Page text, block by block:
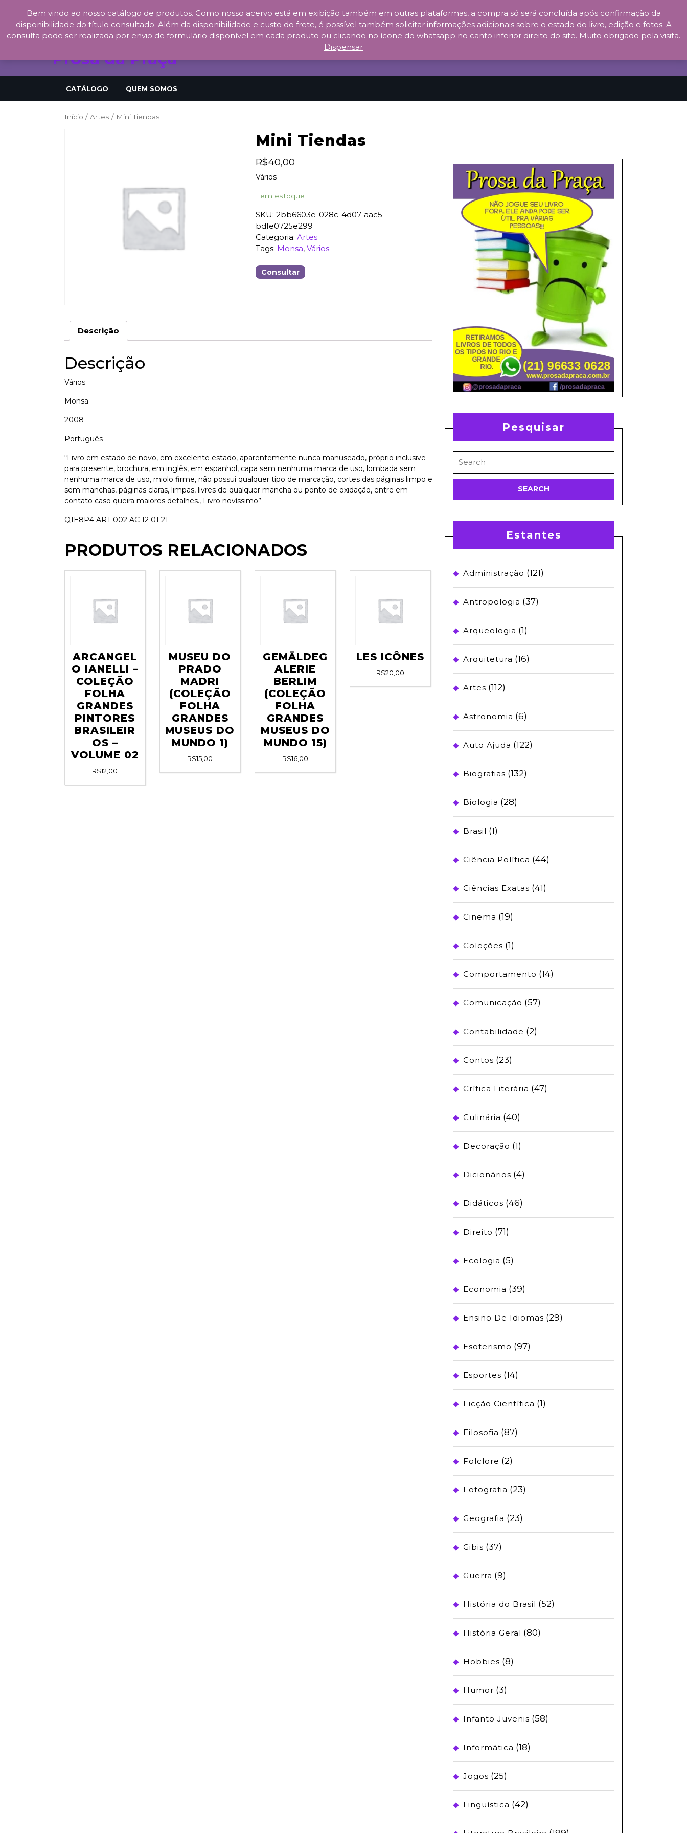
to
Prosa da Praça
CATÁLOGO QUEM SOMOS
Início / Artes / Mini Tiendas
Mini Tiendas
R$40,00
Vários
1 em estoque
SKU:2bb6603e-028c-4d07-aac5-
bdfe0725e299
Categoria:Artes
Tags: Monsa,Vários
Consultar
Descrição
Descrição
Vários
Monsa
2008
Português
“Livro em estado de novo, em excelente estado, aparentemente nunca manuseado, próprio inclusive
para presente, brochura, em inglês, em espanhol, capa sem nenhuma marca de uso, lombada sem
nenhuma marca de uso, miolo firme, não possui qualquer tipo de marcação, cortes das páginas limpo e
sem manchas, páginas claras, limpas, livres de qualquer mancha ou ponto de oxidação, entre em
contato caso queira maiores detalhes., Livro novíssimo”
Q1E8P4 ART 002 AC 12 01 21
PRODUTOS RELACIONADOS
ARCANGEL
O IANELLI –
COLEÇÃO
FOLHA
GRANDES
PINTORES
BRASILEIR
OS –
VOLUME 02
R$12,00
MUSEU DO
PRADO
MADRI
(COLEÇÃO
FOLHA
GRANDES
MUSEUS DO
MUNDO 1)
R$15,00
GEMÄLDEG
ALERIE
BERLIM
(COLEÇÃO
FOLHA
GRANDES
MUSEUS DO
MUNDO 15)
R$16,00
LES ICÔNES
R$20,00
Pesquisar
for:
Estantes
Administração (121)
Antropologia (37)
Arqueologia (1)
Arquitetura (16)
Artes (112)
Astronomia (6)
Auto Ajuda (122)
Biografias (132)
Biologia (28)
Brasil (1)
Ciência Política (44)
Ciências Exatas (41)
Cinema (19)
Coleções (1)
Comportamento (14)
Comunicação (57)
Contabilidade (2)
Contos (23)
Crítica Literária (47)
Culinária (40)
Decoração (1)
Dicionários (4)
Didáticos (46)
Direito (71)
Ecologia (5)
Economia (39)
Ensino De Idiomas (29)
Esoterismo (97)
Esportes (14)
Ficção Científica (1)
Filosofia (87)
Folclore (2)
Fotografia (23)
Geografia (23)
Gibis (37)
Guerra (9)
História do Brasil (52)
História Geral (80)
Hobbies (8)
Humor (3)
Infanto Juvenis (58)
Informática (18)
Jogos (25)
Linguística (42)
Bem vindo ao nosso catálogo de produtos. Como nosso acervo está em exibição também em outras plataformas, a compra só será concluída após confirmação da
disponibilidade do título consultado. Além da disponibilidade e custo do frete, é possível também solicitar informações adicionais sobre o estado do livro, edição e fotos. A
consulta pode ser realizada por envio de formulário disponível em cada produto ou clicando no ícone do whatsapp no canto inferior direito do site. Muito obrigado pela visita.
Dispensar